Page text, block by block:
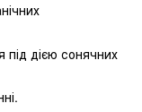
під дією сонячних